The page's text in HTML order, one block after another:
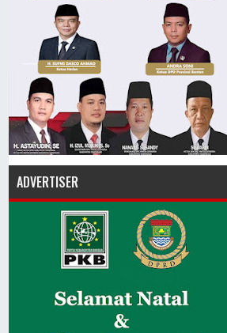
ADVERTISER